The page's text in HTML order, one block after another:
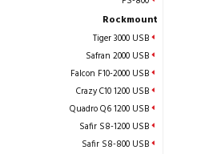
Rockmount
Tiger 3000 USB
Safran 2000 USB
Falcon F10-2000 USB
Crazy C10 1200 USB
Quadro Q6 1200 USB
Safir S8-1200 USB
Safir S8-800 USB